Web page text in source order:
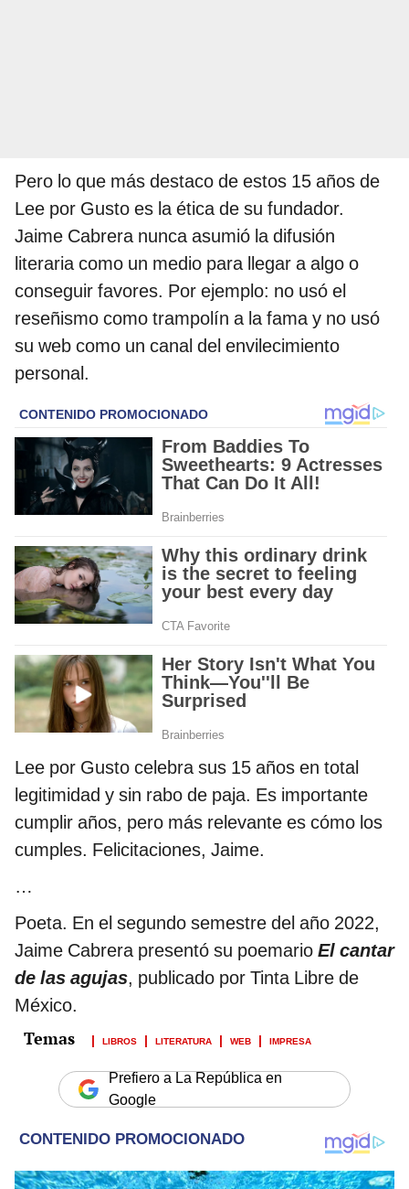
Pero lo que más destaco de estos 15 años de
Lee por Gusto es la ética de su fundador.
Jaime Cabrera nunca asumió la difusión
literaria como un medio para llegar a algo o
conseguir favores. Por ejemplo: no usó el
reseñismo como trampolín a la fama y no usó
su web como un canal del envilecimiento
personal.
Lee por Gusto celebra sus 15 años en total
legitimidad y sin rabo de paja. Es importante
cumplir años, pero más relevante es cómo los
cumples. Felicitaciones, Jaime.
…
Poeta. En el segundo semestre del año 2022,
Jaime Cabrera presentó su poemario El cantar
de las agujas, publicado por Tinta Libre de
México.
LIBROS LITERATURA WEB IMPRESA
Prefiero a La República en
Google